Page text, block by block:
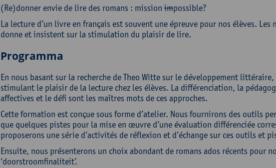
(Re)donner envie de lire des romans : missionimpossible?
La lecture d’un livre en français est souvent une épreuve pour nos élèves.
donne et insistent sur la stimulation du plaisir de lire.
Programma
En nous basant sur la recherche de Theo Witte sur le développement
stimulant le plaisir de la lecture chez les élèves. La différenciation, la
affectives et le défi sont les maîtres mots de ces approches.
Cette formation est conçue sous forme d’atelier. Nous fournirons des outils
que quelques pistes pour la mise en œuvre d’une évaluation différenciée
proposerons une série d’activités de réflexion et d’échange sur ces outils et
Ensuite, nous présenterons un choix abondant de romans ados récents pour
‘doorstroomfinaliteit’.